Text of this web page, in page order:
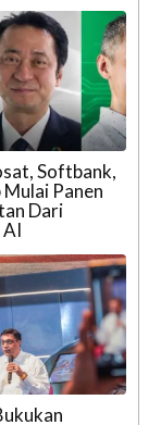
Softbank,
Panen
Dari